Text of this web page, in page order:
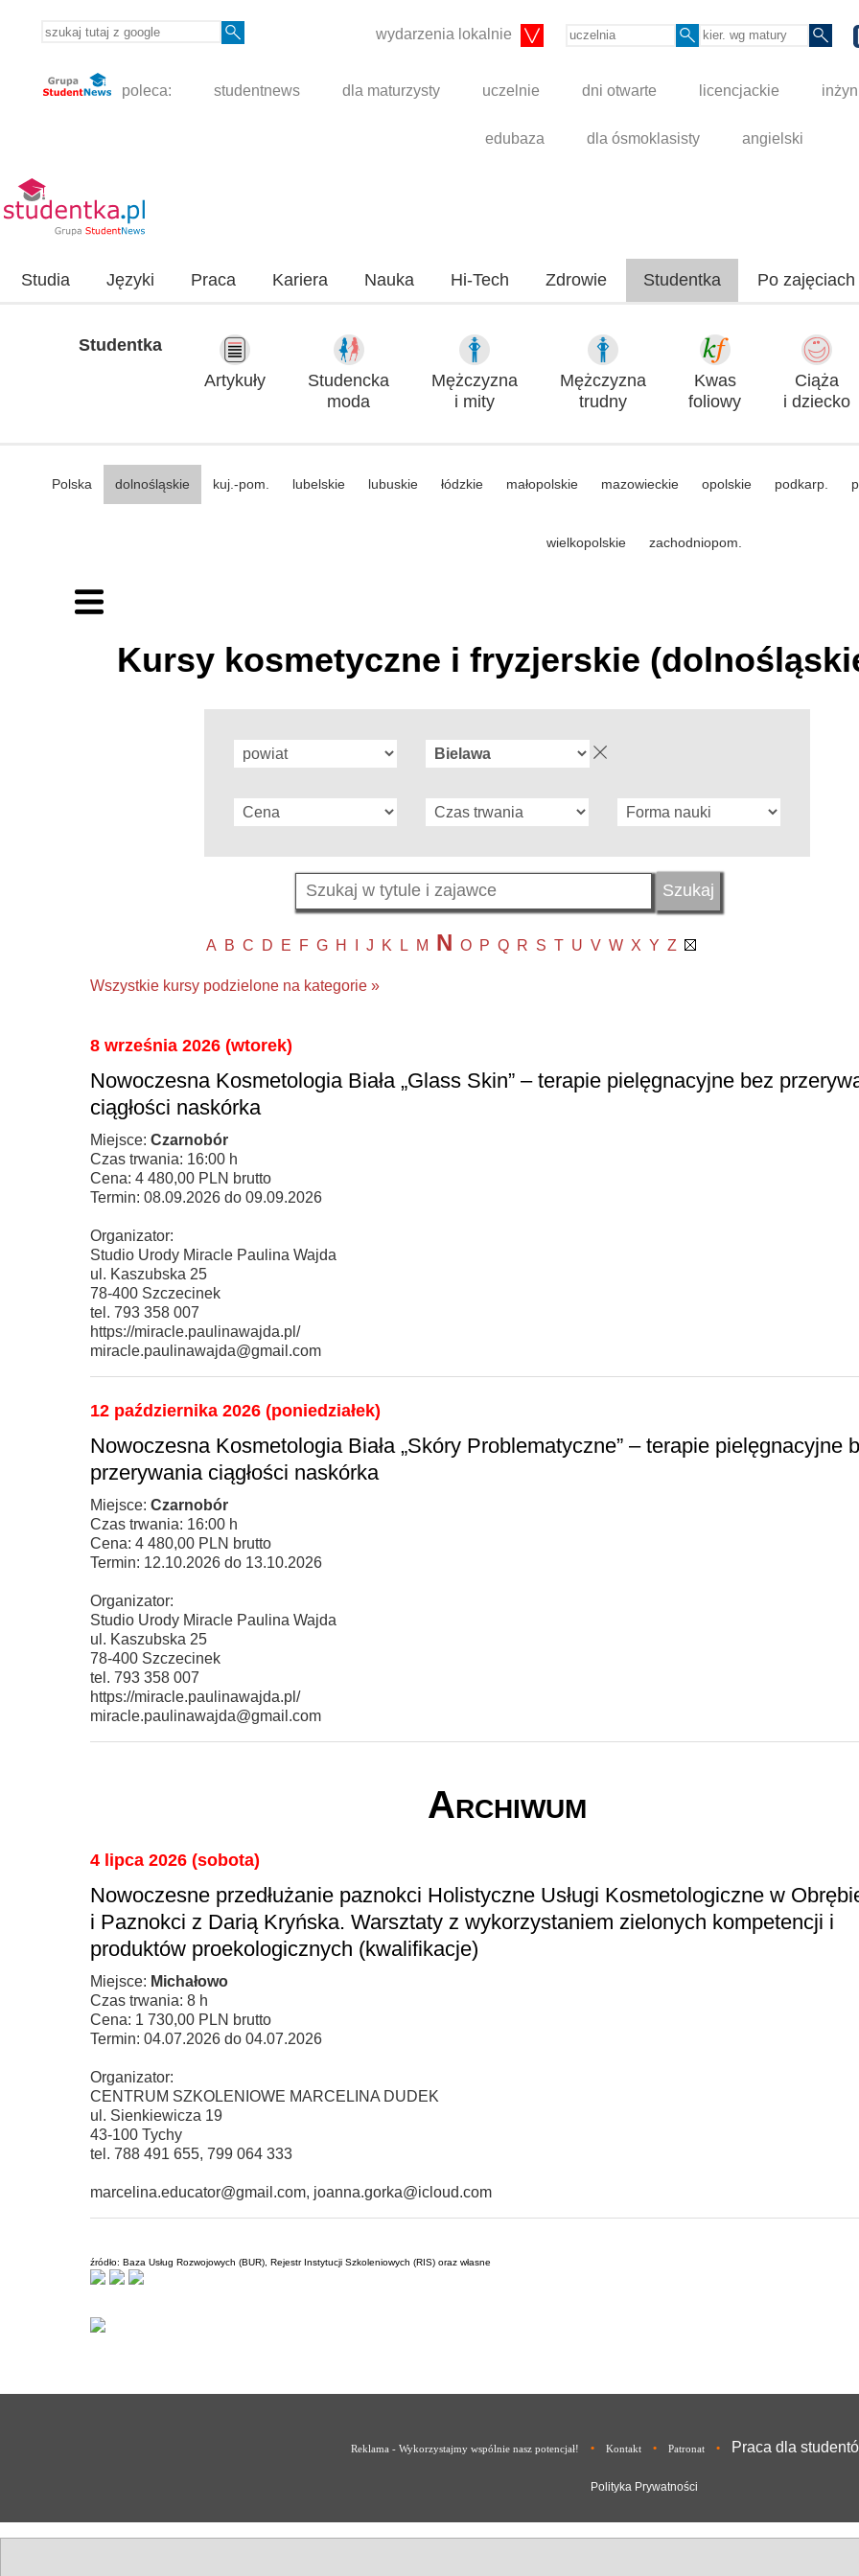
wydarzenia lokalnie
poleca: studentnews dla maturzysty uczelnie dni otwarte licencjackie
edubaza dla ósmoklasisty angielski
Studia Języki Praca Kariera Nauka Hi-Tech Zdrowie Studentka Po zajęciach
Studentka
Artykuły
Studencka
moda
Mężczyzna
i mity
Mężczyzna
trudny
Kwas
foliowy
Ciąża
i dziecko
Polska dolnośląskie kuj.-pom. lubelskie lubuskie łódzkie małopolskie mazowieckie opolskie podkarp.
wielkopolskie zachodniopom.
Kursy kosmetyczne i fryzjerskie
A B C D E F G H J K L M N O P Q R S T U V W X Y Z
Wszystkie kursy podzielone na kategorie »
8 września 2026 (wtorek)
Nowoczesna Kosmetologia Biała „Glass Skin” – terapie pielęgnacyjne bez
ciągłości naskórka
Miejsce: Czarnobór
Czas trwania: 16:00 h
Cena: 4 480,00 PLN brutto
Termin: 08.09.2026 do 09.09.2026
Organizator:
Studio Urody Miracle Paulina Wajda
ul. Kaszubska 25
78-400 Szczecinek
tel. 793 358 007
https://miracle.paulinawajda.pl/
miracle.paulinawajda@gmail.com
12 października 2026 (poniedziałek)
Nowoczesna Kosmetologia Biała „Skóry Problematyczne” – terapie pielęgnacyjne
przerywania ciągłości naskórka
Miejsce: Czarnobór
Czas trwania: 16:00 h
Cena: 4 480,00 PLN brutto
Termin: 12.10.2026 do 13.10.2026
Organizator:
Studio Urody Miracle Paulina Wajda
ul. Kaszubska 25
78-400 Szczecinek
tel. 793 358 007
https://miracle.paulinawajda.pl/
miracle.paulinawajda@gmail.com
Archiwum
4 lipca 2026 (sobota)
Nowoczesne przedłużanie paznokci Holistyczne Usługi Kosmetologiczne w
i Paznokci z Darią Kryńska. Warsztaty z wykorzystaniem zielonych kompetencji i
produktów proekologicznych (kwalifikacje)
Miejsce: Michałowo
Czas trwania: 8 h
Cena: 1 730,00 PLN brutto
Termin: 04.07.2026 do 04.07.2026
Organizator:
CENTRUM SZKOLENIOWE MARCELINA DUDEK
ul. Sienkiewicza 19
43-100 Tychy
tel. 788 491 655, 799 064 333
marcelina.educator@gmail.com, joanna.gorka@icloud.com
źródło: Baza Usług Rozwojowych (BUR), Rejestr Instytucji Szkoleniowych (RIS) oraz własne
Reklama - Wykorzystajmy wspólnie nasz potencjał! • Kontakt • Patronat • Praca dla
Polityka Prywatności